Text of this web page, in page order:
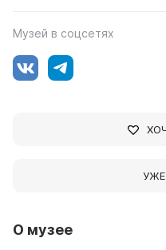
О музее
Музей в соцсетях